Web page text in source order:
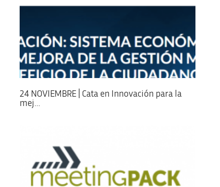
24 NOVIEMBRE | Cata en Innovación para la
mej...